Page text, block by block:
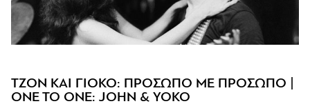
ΤΖΟΝ ΚΑΙ ΓΙΟΚΟ: ΠΡΟΣΩΠΟ ΜΕ ΠΡΟΣΩΠΟ |
ONE TO ONE: JOHN & YOKO